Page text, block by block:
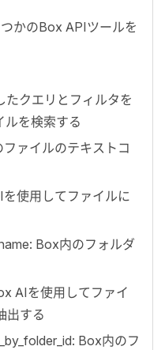
かのBox APIツールを
たクエリとフィルタを
ルを検索する
ファイルのテキストコ
を使用してファイルに
: Box内のフォルダ
AIを使用してファイ
出する
: Box内のフ